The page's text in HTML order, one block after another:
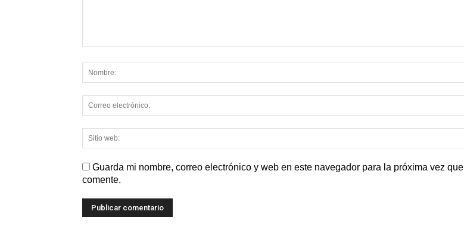
Guarda mi nombre, correo electrónico y web en este navegador para la próxima vez que
comente.